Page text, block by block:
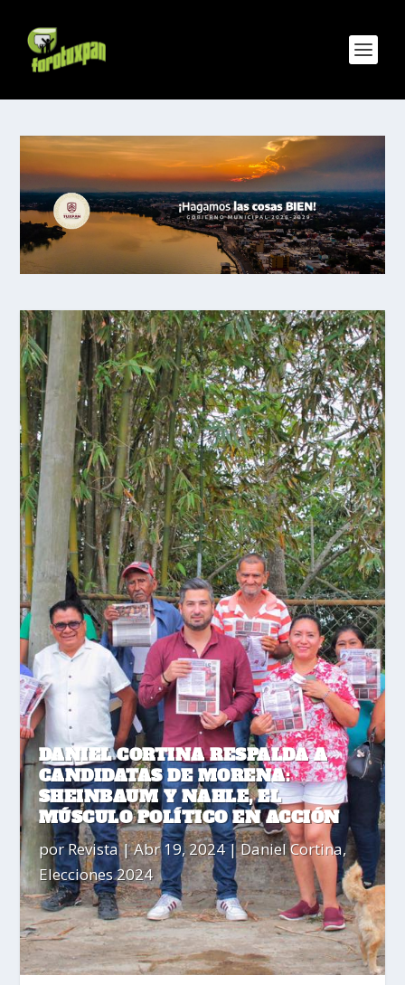
DANIEL CORTINA RESPALDA A
CANDIDATAS DE MORENA:
SHEINBAUM Y NAHLE, EL
MÚSCULO POLÍTICO EN ACCIÓN
porRevista|Abr 19, 2024|Daniel Cortina,
Elecciones 2024